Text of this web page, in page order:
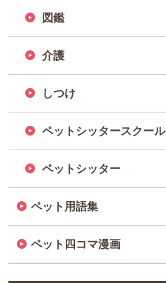
図鑑
介護
しつけ
ペットシッタースクール
ペットシッター
ペット用語集
ペット四コマ漫画